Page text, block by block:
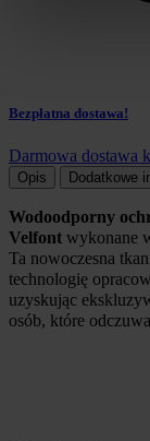
Bezpłatna dostawa!
Darmowa dostawa
Opis Dodatkowe
Wodoodporny
Velfont wykonane
Ta nowoczesna
technologię
uzyskując
osób, które